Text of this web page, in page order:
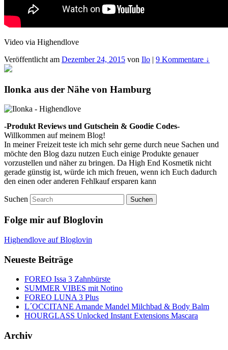
Video via Highendlove
Veröffentlicht am Dezember 24, 2015 von Ilo | 9 Kommentare ↓
Ilonka aus der Nähe von Hamburg
-Produkt Reviews und Gutschein & Goodie Codes-
Willkommen auf meinem Blog!
In meiner Freizeit teste ich mich sehr gerne durch neue Sachen und
möchte den Blog dazu nutzen Euch einige Produkte genauer
vorzustellen und näher zu bringen. Da High End Kosmetik nicht
gerade günstig ist, würde ich mich freuen, wenn ich Euch dadurch
den einen oder anderen Fehlkauf ersparen kann
Suchen
Folge mir auf Bloglovin
Highendlove auf Bloglovin
Neueste Beiträge
FOREO Issa 3 Zahnbürste
SUMMER VIBES mit Notino
FOREO LUNA 3 Plus
L´OCCITANE Amande Mandel Milchbad & Body Balm
HOURGLASS Unlocked Instant Extensions Mascara
Archiv